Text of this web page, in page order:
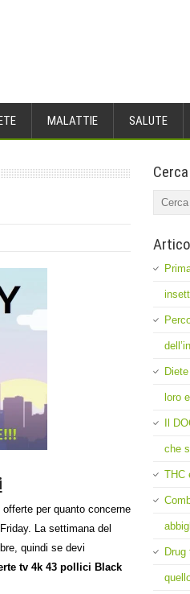
MALATTIE SALUTE
per quanto concerne
La settimana del
quindi se devi
tv 4k 43 pollici Black
Cerca
loro
Il
che
THC